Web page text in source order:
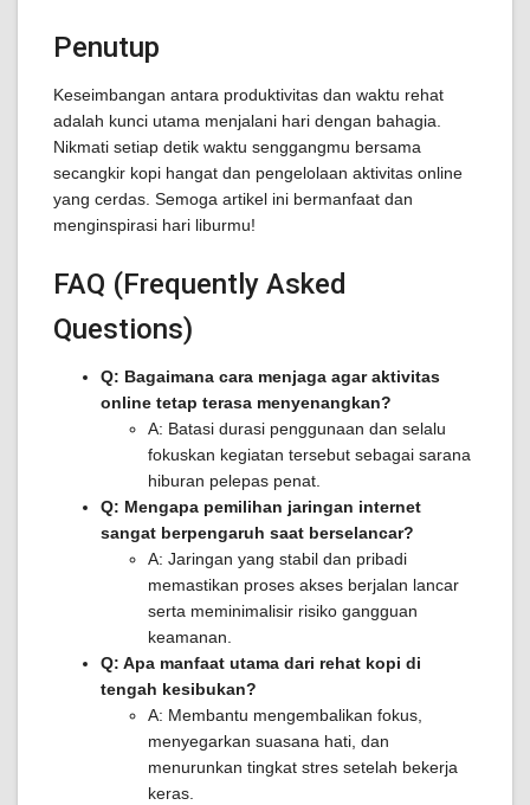
Penutup
Keseimbangan antara produktivitas dan waktu rehat
adalah kunci utama menjalani hari dengan bahagia.
Nikmati setiap detik waktu senggangmu bersama
secangkir kopi hangat dan pengelolaan aktivitas online
yang cerdas. Semoga artikel ini bermanfaat dan
menginspirasi hari liburmu!
FAQ (Frequently Asked
Questions)
Q: Bagaimana cara menjaga agar aktivitas
online tetap terasa menyenangkan?
A: Batasi durasi penggunaan dan selalu
fokuskan kegiatan tersebut sebagai sarana
hiburan pelepas penat.
Q: Mengapa pemilihan jaringan internet
sangat berpengaruh saat berselancar?
A: Jaringan yang stabil dan pribadi
memastikan proses akses berjalan lancar
serta meminimalisir risiko gangguan
keamanan.
Q: Apa manfaat utama dari rehat kopi di
tengah kesibukan?
A: Membantu mengembalikan fokus,
menyegarkan suasana hati, dan
menurunkan tingkat stres setelah bekerja
keras.